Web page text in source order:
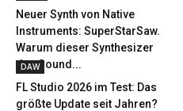
Neuer Synth von Native
Instruments: SuperStarSaw.
Warum dieser Synthesizer
den Sound...
DAW
FL Studio 2026 im Test: Das
größte Update seit Jahren?